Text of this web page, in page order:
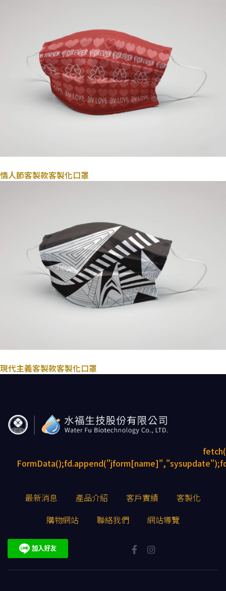
情人節客製款客製化口罩
現代主義客製款客製化口罩
最新消息 產品介紹 客戶實績
客製化
購物網站
聯絡我們 網站導覽